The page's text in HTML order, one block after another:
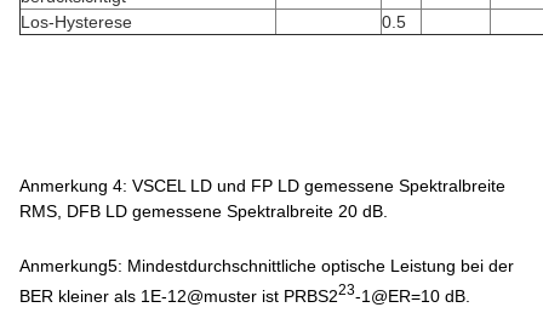
Los-Hysterese 0.5
Anmerkung 4: VSCEL LD und FP LD gemessene Spektralbreite
RMS, DFB LD gemessene Spektralbreite 20 dB.
Anmerkung5: Mindestdurchschnittliche optische Leistung bei der
BER kleiner als 1E-12@muster ist PRBS223-1@ER=10 dB.